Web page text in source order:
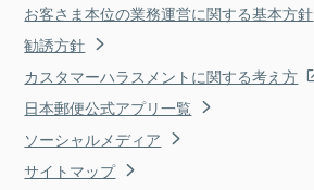
お客さま本位の業務運営に関する基本方針
勧誘方針
カスタマーハラスメントに関する考え方
日本郵便公式アプリ一覧
ソーシャルメディア
サイトマップ